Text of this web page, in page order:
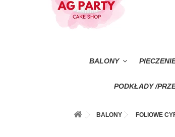
BALONY
PODKŁADY /
BALONY FOLIOWE